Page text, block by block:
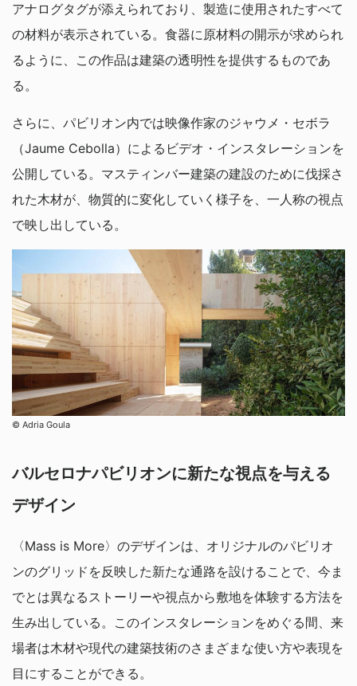
アナログタグが添えられており、製造に使用されたすべて
の材料が表示されている。食器に原材料の開示が求められ
るように、この作品は建築の透明性を提供するものであ
る。
さらに、パビリオン内では映像作家のジャウメ・セボラ
（Jaume Cebolla）によるビデオ・インスタレーションを
公開している。マスティンバー建築の建設のために伐採さ
れた木材が、物質的に変化していく様子を、一人称の視点
で映し出している。
© Adria Goula
バルセロナパビリオンに新たな視点を与える
デザイン
〈Mass is More〉のデザインは、オリジナルのパビリオ
ンのグリッドを反映した新たな通路を設けることで、今ま
でとは異なるストーリーや視点から敷地を体験する方法を
生み出している。このインスタレーションをめぐる間、来
場者は木材や現代の建築技術のさまざまな使い方や表現を
目にすることができる。